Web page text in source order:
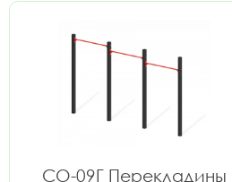
СО-09Г Перекладины